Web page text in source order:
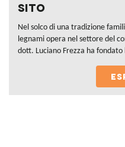
Sito
Nel solco di una tradizione
legnami opera nel settore del
dott. Luciano Frezza ha fondato